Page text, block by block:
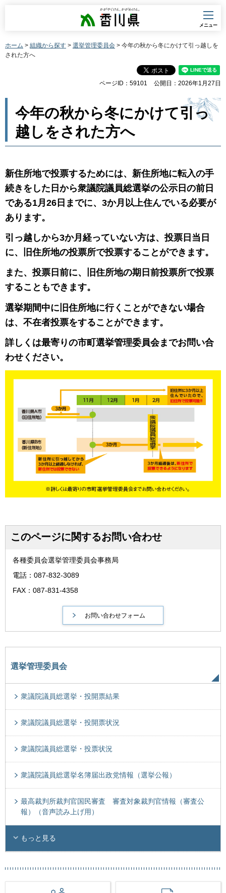
香川県
メニュー
ホーム > 組織から探す > 選挙管理委員会 > 今年の秋から冬にかけて引っ越しを
された方へ
ページID：59101 公開日：2026年1月27日
今年の秋から冬にかけて引っ
越しをされた方へ
新住所地で投票するためには、新住所地に転入の手
続きをした日から衆議院議員総選挙の公示日の前日
である1月26日までに、3か月以上住んでいる必要が
あります。
引っ越しから3か月経っていない方は、投票日当日
に、旧住所地の投票所で投票することができます。
また、投票日前に、旧住所地の期日前投票所で投票
することもできます。
選挙期間中に旧住所地に行くことができない場合
は、不在者投票をすることができます。
詳しくは最寄りの市町選挙管理委員会までお問い合
わせください。
このページに関するお問い合わせ
各種委員会選挙管理委員会事務局
電話：087-832-3089
FAX：087-831-4358
選挙管理委員会
衆議院議員総選挙・投開票結果
衆議院議員総選挙・投開票状況
衆議院議員総選挙・投票状況
衆議院議員総選挙名簿届出政党情報（選挙公報）
最高裁判所裁判官国民審査 審査対象裁判官情報（審査公
報）（音声読み上げ用）
もっと見る